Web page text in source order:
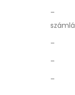
–
–
–
–